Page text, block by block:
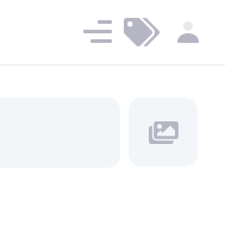
Ücret ve Planlar